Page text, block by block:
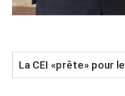
La CEI «prête» pour